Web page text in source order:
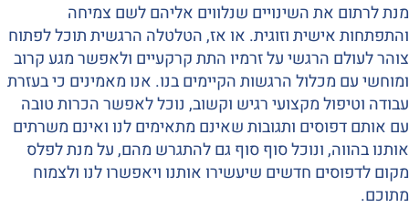
מנת לרתום את השינויים שנלווים אליהם לשם צמיחה
והתפתחות אישית וזוגית. או אז, הטלטלה הרגשית תוכל לפתוח
צוהר לעולם הרגשי על זרמיו התת קרקעיים ולאפשר מגע קרוב
ומוחשי עם מכלול הרגשות הקיימים בנו. אנו מאמינים כי בעזרת
עבודה וטיפול מקצועי רגיש וקשוב, נוכל לאפשר הכרות טובה
עם אותם דפוסים ותגובות שאינם מתאימים לנו ואינם משרתים
אותנו בהווה, ונוכל סוף סוף גם להתגרש מהם, על מנת לפלס
מקום לדפוסים חדשים שיעשירו אותנו ויאפשרו לנו ולצמוח
מתוכם.